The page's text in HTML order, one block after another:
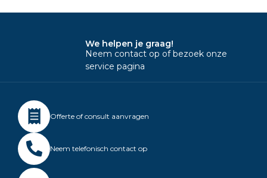
We helpen je graag!
Neem contact op of bezoek onze
service pagina
Offerte of consult aanvragen
Neem telefonisch contact op